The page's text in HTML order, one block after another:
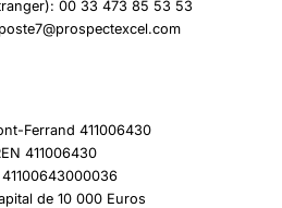
00 33 473 85 53 53
Ferrand 411006430
411006430
41100643000036
de 10 000 Euros